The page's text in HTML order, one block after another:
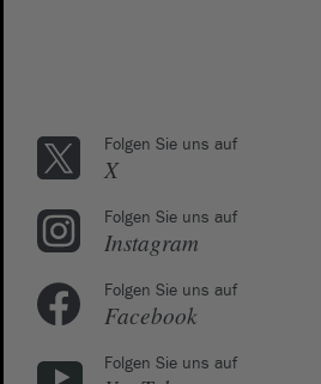
Folgen Sie uns auf
X
Folgen Sie uns auf
Instagram
Folgen Sie uns auf
Facebook
Folgen Sie uns auf